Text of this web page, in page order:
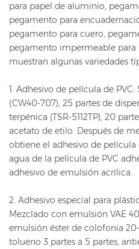
para papel de aluminio,
pegamento para
pegamento para cuero,
pegamento impermeable para
muestran algunas variedades
1. Adhesivo de película de
(CW40-707), 25 partes de
terpénica (TSR-5112TP), 20
acetato de etilo. Después de
obtiene el adhesivo de película
agua de la película de PVC
adhesivo de emulsión acrílica.
2. Adhesivo especial para
Mezclado con emulsión VAE
emulsión éster de colofonia 20-
tolueno 3 partes a 5 partes,